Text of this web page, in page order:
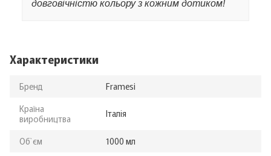
довговічністю кольору з кожним дотиком!
Характеристики
Бренд
Framesi
Країна
виробництва
Італія
Об`єм
1000 мл